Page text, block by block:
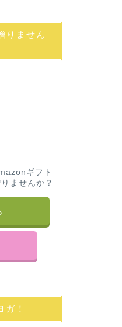
りません
ギフト
ませんか？
！